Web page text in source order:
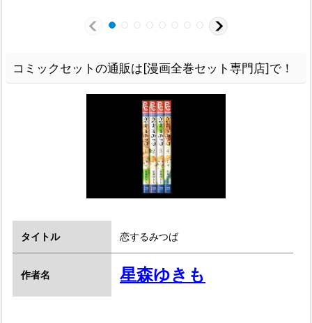
コミックセットの通販は[漫画全巻セット専門店]で！
タイトル 恋するみつば
作者名 星森ゆきも